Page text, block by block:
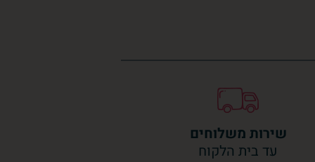
שירות משלוחים
עד בית הלקוח